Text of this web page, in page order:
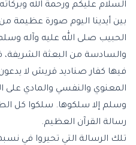
السلام عليكم ورحمة الله
بين أيدينا اليوم صورة عظيمة
الحبيب صلى الله عليه وآله
والسادسة من البعثة
فيها كفار صناديد قريش لا
المعنوي والنفسي والمادي على
وسلم إلا سلكوها. سلكوا كل
رسالة القرآن العظيم.
تلك الرسالة التي تحيروا في